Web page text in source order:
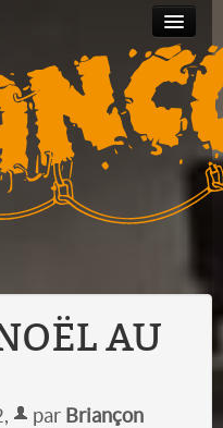
Albums
photos
Contact
AU
, par Briançon